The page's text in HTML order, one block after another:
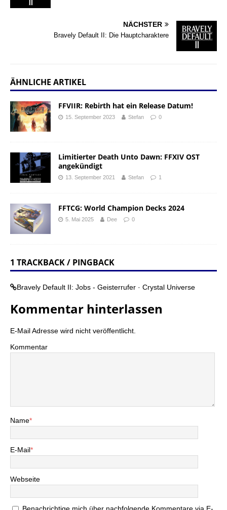
NÄCHSTER
Bravely Default II: Die Hauptcharaktere
ÄHNLICHE ARTIKEL
FFVIIR: Rebirth hat ein Release Datum!
15. September 2023 Stefan 0
Limitierter Death Unto Dawn: FFXIV OST
angekündigt
13. September 2021 Stefan 1
FFTCG: World Champion Decks 2024
5. Mai 2025 Dee 0
1 TRACKBACK / PINGBACK
Bravely Default II: Jobs - Geisterrufer · Crystal Universe
Kommentar hinterlassen
E-Mail Adresse wird nicht veröffentlicht.
Kommentar
Name*
E-Mail*
Webseite